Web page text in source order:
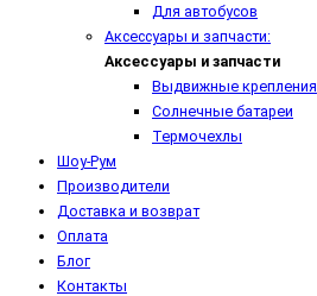
Для автобусов
Аксессуары и запчасти:
Аксессуары и запчасти
Выдвижные крепления
Солнечные батареи
Термочехлы
Шоу-Рум
Производители
Доставка и возврат
Оплата
Блог
Контакты